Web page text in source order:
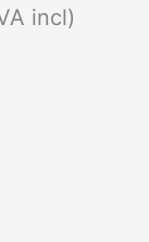
incl)